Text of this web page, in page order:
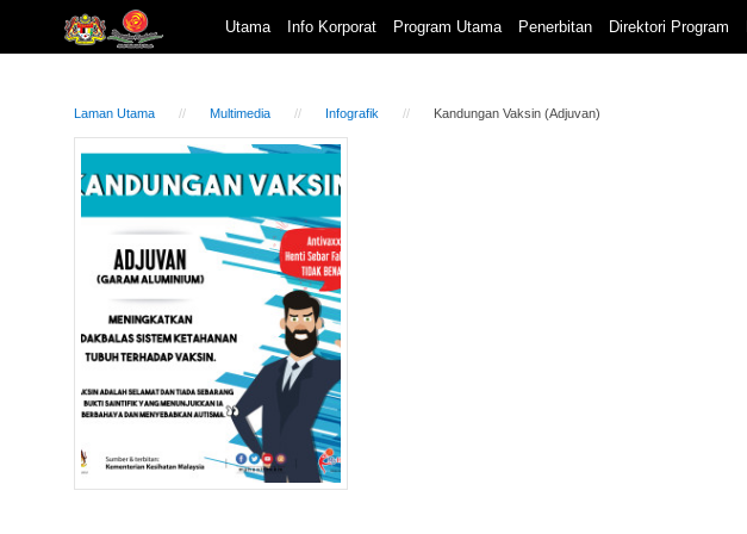
Utama Info Korporat Program Utama Penerbitan Direktori Program
Laman Utama Multimedia Infografik Kandungan Vaksin (Adjuvan)